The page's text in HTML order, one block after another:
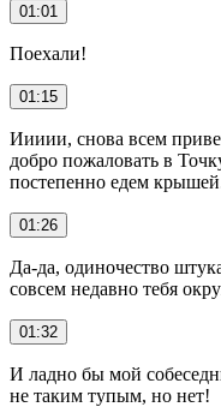
01:01
Поехали!
01:15
Иииии, снова всем
добро пожаловать в
постепенно едем
01:26
Да-да, одиночество
совсем недавно тебя
01:32
И ладно бы мой
не таким тупым, но нет!